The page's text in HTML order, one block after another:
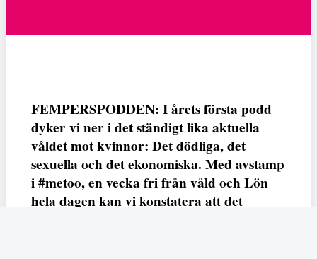
FEMPERSPODDEN: I årets första podd
dyker vi ner i det ständigt lika aktuella
våldet mot kvinnor: Det dödliga, det
sexuella och det ekonomiska. Med avstamp
i #metoo, en vecka fri från våld och Lön
hela dagen kan vi konstatera att det